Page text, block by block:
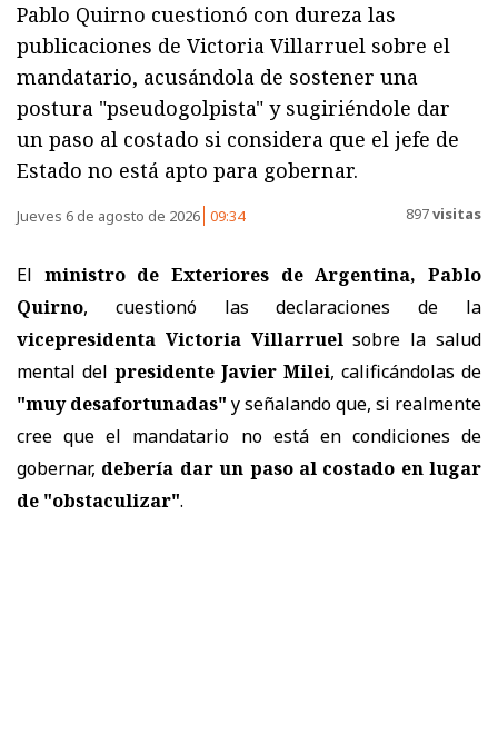
Pablo Quirno cuestionó con dureza las
publicaciones de Victoria Villarruel sobre el
mandatario, acusándola de sostener una
postura "pseudogolpista" y sugiriéndole dar
un paso al costado si considera que el jefe de
Estado no está apto para gobernar.
Jueves 6 de agosto de 2026 09:34 897visitas
El ministro de Exteriores de Argentina, Pablo
Quirno, cuestionó las declaraciones de la
vicepresidenta Victoria Villarruelsobre la salud
mental del presidente Javier Milei, calificándolas de
"muy desafortunadas" y señalando que, si realmente
cree que el mandatario no está en condiciones de
gobernar, debería dar un paso al costado en lugar
de "obstaculizar".